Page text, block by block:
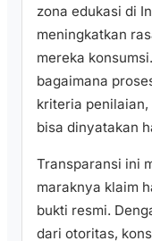
zona edukasi di
meningkatkan
mereka
bagaimana
kriteria
bisa dinyatakan
Transparansi ini
maraknya klaim
bukti resmi.
dari otoritas,